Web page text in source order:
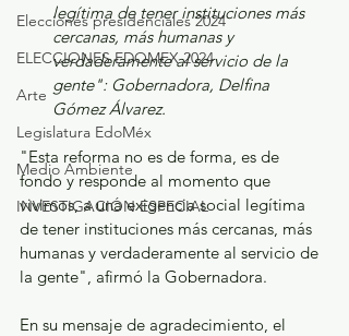
Elecciones presidenciales 2024
ELECCIONES EDOMEX 2024
Arte
Legislatura EdoMéx
Medio Ambiente
INVESTIGACIÓN ESPECIAL
legítima de tener instituciones más
cercanas, más humanas y
verdaderamente al servicio de la
gente": Gobernadora, Delfina
Gómez Álvarez.
"Esta reforma no es de forma, es de
fondo y responde al momento que
vivimos, a una exigencia social legítima
de tener instituciones más cercanas, más
humanas y verdaderamente al servicio de
la gente", afirmó la Gobernadora.
En su mensaje de agradecimiento, el